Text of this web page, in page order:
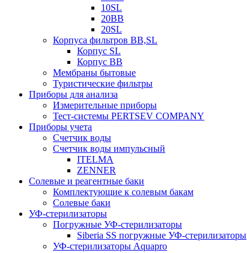
10SL
20BB
20SL
Корпуса фильтров BB,SL
Корпус SL
Корпус ВВ
Мембраны бытовые
Туристические фильтры
Приборы для анализа
Измерительные приборы
Тест-системы PERTSEV COMPANY
Приборы учета
Счетчик воды
Счетчик воды импульсный
ITELMA
ZENNER
Солевые и реагентные баки
Комплектующие к солевым бакам
Солевые баки
УФ-стерилизаторы
Погружные УФ-стерилизаторы
Siberia SS погружные УФ-стерилизаторы
УФ-стерилизаторы Aquapro